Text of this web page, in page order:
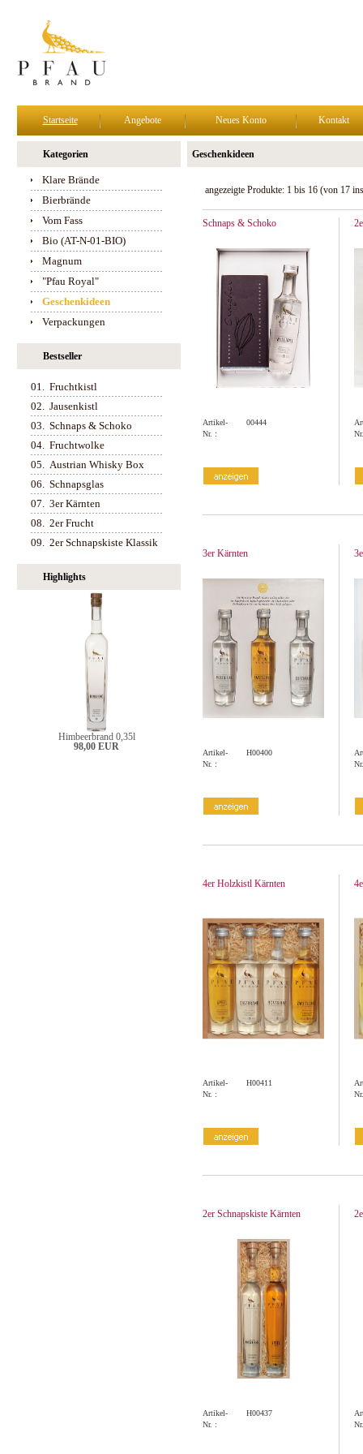
Startseite Angebote Neues Konto Kontakt
Kategorien
Klare Brände
Bierbrände
Vom Fass
Bio (AT-N-01-BIO)
Magnum
"Pfau Royal"
Geschenkideen
Verpackungen
Bestseller
01. Fruchtkistl
02. Jausenkistl
03. Schnaps & Schoko
04. Fruchtwolke
05. Austrian Whisky Box
06. Schnapsglas
07. 3er Kärnten
08. 2er Frucht
09. 2er Schnapskiste Klassik
Highlights
Himbeerbrand 0,35l
98,00 EUR
Geschenkideen
angezeigte Produkte: 1 bis 16 (von 17
Schnaps & Schoko
Artikel-
Nr. :
00444
3er Kärnten
Artikel-
Nr. :
H00400
4er Holzkistl Kärnten
Artikel-
Nr. :
H00411
2er Schnapskiste Kärnten
Artikel-
Nr. :
H00437